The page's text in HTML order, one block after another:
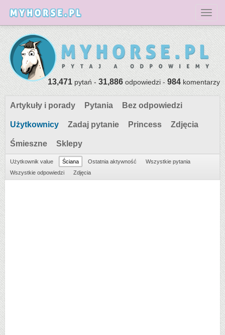
13,471pytań -31,886odpowiedzi -984komentarzy
Artykuły i porady Pytania Bez odpowiedzi
Użytkownicy Zadaj pytanie Princess Zdjęcia
Śmieszne Sklepy
Użytkownik value Ściana Ostatnia aktywność
Wszystkie pytania
Wszystkie odpowiedzi
Zdjęcia